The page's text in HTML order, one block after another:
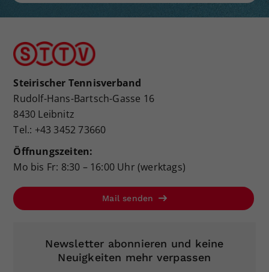
Steirischer Tennisverband
Rudolf-Hans-Bartsch-Gasse 16
8430 Leibnitz
Tel.: +43 3452 73660
Öffnungszeiten:
Mo bis Fr: 8:30 – 16:00 Uhr (werktags)
Mail senden
Newsletter abonnieren und keine
Neuigkeiten mehr verpassen